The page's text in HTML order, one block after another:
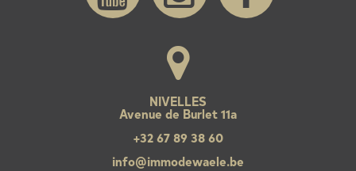
NIVELLES
Avenue de Burlet 11a
+32 67 89 38 60
info@immodewaele.be